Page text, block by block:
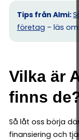
Tips från Almi:
företag – läs
Vilka är
finns
Så låt oss börja
finansiering och